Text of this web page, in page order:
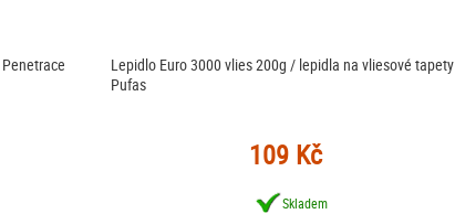
Lepidlo Euro 3000 vlies 200g / lepidla na vliesové tapety
Pufas
109 Kč
Skladem